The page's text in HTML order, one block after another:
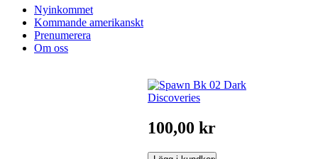
Nyinkommet
Kommande amerikanskt
Prenumerera
Om oss
100,00 kr